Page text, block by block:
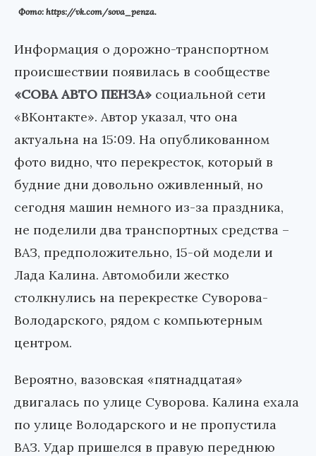
Фото: https://vk.com/sova_penza.
Информация о дорожно-транспортном
происшествии появилась в сообществе
«СОВА АВТО ПЕНЗА» социальной сети
«ВКонтакте». Автор указал, что она
актуальна на 15:09. На опубликованном
фото видно, что перекресток, который в
будние дни довольно оживленный, но
сегодня машин немного из-за праздника,
не поделили два транспортных средства –
ВАЗ, предположительно, 15-ой модели и
Лада Калина. Автомобили жестко
столкнулись на перекрестке Суворова-
Володарского, рядом с компьютерным
центром.
Вероятно, вазовская «пятнадцатая»
двигалась по улице Суворова. Калина ехала
по улице Володарского и не пропустила
ВАЗ. Удар пришелся в правую переднюю